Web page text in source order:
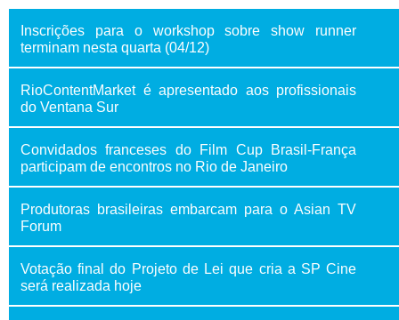
Inscrições para o workshop sobre show runner
terminam nesta quarta (04/12)
RioContentMarket é apresentado aos profissionais
do Ventana Sur
Convidados franceses do Film Cup Brasil-França
participam de encontros no Rio de Janeiro
Produtoras brasileiras embarcam para o Asian TV
Forum
Votação final do Projeto de Lei que cria a SP Cine
será realizada hoje